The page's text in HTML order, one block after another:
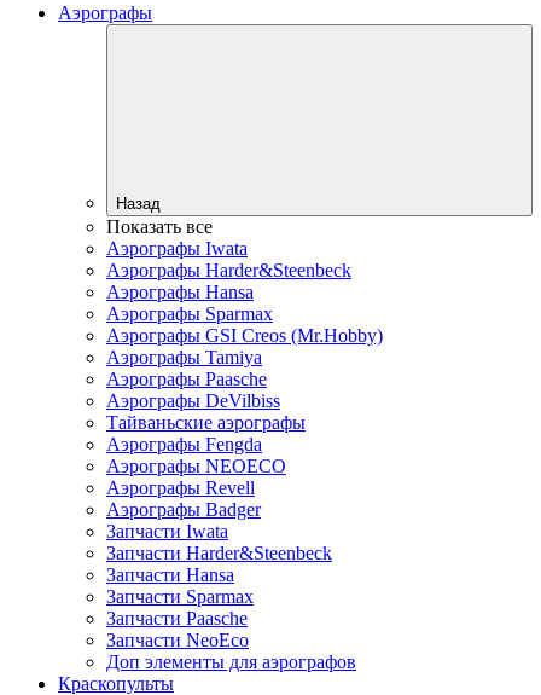
Аэрографы
Назад
Показать все
Аэрографы Iwata
Аэрографы Harder&Steenbeck
Аэрографы Hansa
Аэрографы Sparmax
Аэрографы GSI Creos (Mr.Hobby)
Аэрографы Tamiya
Аэрографы Paasche
Аэрографы DeVilbiss
Тайваньские аэрографы
Аэрографы Fengda
Аэрографы NEOECO
Аэрографы Revell
Аэрографы Badger
Запчасти Iwata
Запчасти Harder&Steenbeck
Запчасти Hansa
Запчасти Sparmax
Запчасти Paasche
Запчасти NeoEco
Доп элементы для аэрографов
Краскопульты